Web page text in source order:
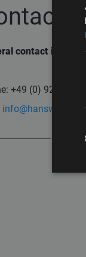
contact
+49 (0) 9261 409-0
info@hansweber.de